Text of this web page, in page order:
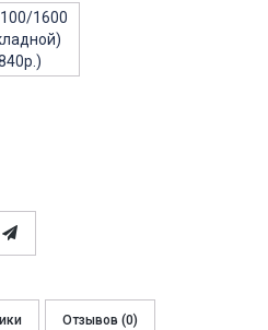
1600
Отзывов (0)